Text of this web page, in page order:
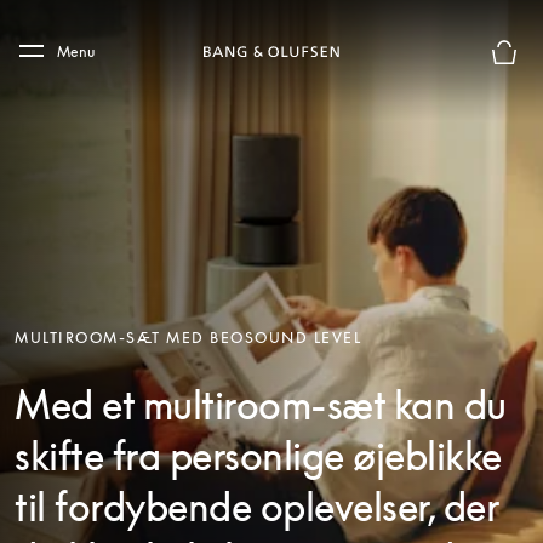
Skip to main footer
Menu
MULTIROOM-SÆT MED BEOSOUND LEVEL
Med et multiroom-sæt kan du
skifte fra personlige øjeblikke
til fordybende oplevelser, der